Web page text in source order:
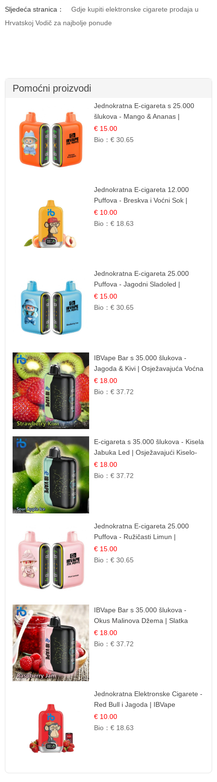
Sljedeća stranica：
Gdje kupiti elektronske cigarete prodaja u
Hrvatskoj Vodič za najbolje ponude
Pomoćni proizvodi
Jednokratna E-cigareta s 25.000
šlukova - Mango & Ananas |
Egzotična Voćna Mješavina
€ 15.00
Bio：€ 30.65
Jednokratna E-cigareta 12.000
Puffova - Breskva i Voćni Sok |
Osježavajuća Voćna Mješavina
€ 10.00
Bio：€ 18.63
Jednokratna E-cigareta 25.000
Puffova - Jagodni Sladoled |
Kremasta Slatka Okus
€ 15.00
Bio：€ 30.65
IBVape Bar s 35.000 šlukova -
Jagoda & Kivi | Osježavajuća Voćna
Mješavina
€ 18.00
Bio：€ 37.72
E-cigareta s 35.000 šlukova - Kisela
Jabuka Led | Osježavajući Kiselo-
Slatki Okus
€ 18.00
Bio：€ 37.72
Jednokratna E-cigareta 25.000
Puffova - Ružičasti Limun |
Osježavajuća Citrusna Aroma
€ 15.00
Bio：€ 30.65
IBVape Bar s 35.000 šlukova -
Okus Malinova Džema | Slatka
Voćna Aroma
€ 18.00
Bio：€ 37.72
Jednokratna Elektronske Cigarete -
Red Bull i Jagoda | IBVape
€ 10.00
Bio：€ 18.63